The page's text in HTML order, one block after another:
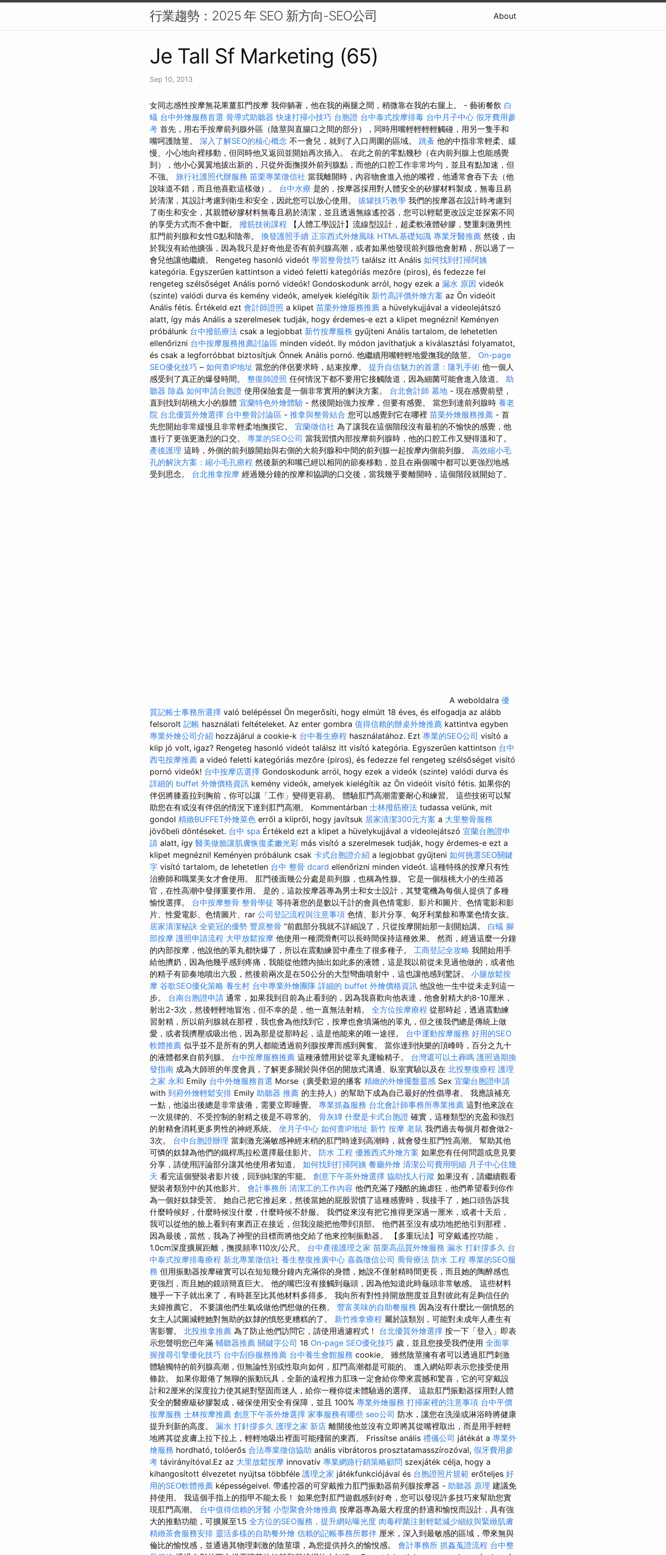
行業趨勢：2025 年 SEO 新方向-SEO公司 About
Je Tall Sf Marketing (65)
Sep 10, 2013
女同志感性按摩無花果薑肛門按摩 我仰躺著，他在我的兩腿之間，稍微靠在我的右腿上。 - 藝術餐飲 白
蟻 台中外燴服務首選 骨導式助聽器 快速打掃小技巧 台胞證 台中泰式按摩排毒 台中月子中心 假牙費用參
考 首先，用右手按摩前列腺外區（陰莖與直腸口之間的部分），同時用嘴輕輕輕輕觸碰，用另一隻手和
嘴呵護陰莖。 深入了解SEO的核心概念 不一會兒，就到了入口周圍的區域。 跳蚤 他的中指非常輕柔、緩
慢、小心地向裡移動，但同時他又返回並開始再次插入。 在此之前的零點幾秒（在內前列腺上也能感覺
到），他小心翼翼地拔出新的，只從外面撫摸外前列腺點，而他的口腔工作非常均勻，並且有點加速，但
不強。 旅行社護照代辦服務 苗栗專業徵信社 當我離開時，內容物會進入他的嘴裡，他通常會吞下去（他
說味道不錯，而且他喜歡這樣做）。 台中水療 是的，按摩器採用對人體安全的矽膠材料製成，無毒且易
於清潔，其設計考慮到衛生和安全，因此您可以放心使用。 拔罐技巧教學 我們的按摩器在設計時考慮到
了衛生和安全，其親體矽膠材料無毒且易於清潔，並且透過無線遙控器，您可以輕鬆更改設定並探索不同
的享受方式而不會中斷。 撥筋技術課程
【人體工學設計】流線型設計，超柔軟液體矽膠，雙重刺激男性
肛門前列腺和女性G點和陰蒂。 換發護照手續 正宗西式外燴風味 HTML基礎知識 專業牙醫推薦 然後，由
於我沒有給他擴張，因為我只是好奇他是否有前列腺高潮，或者如果他發現前列腺他會射精，所以過了一
會兒他讓他繼續。 Rengeteg hasonló videót 學習整骨技巧 találsz itt Anális 如何找到打掃阿姨
kategória. Egyszerűen kattintson a videó feletti kategóriás mezőre (piros), és fedezze fel
rengeteg szélsőséget Anális pornó videók! Gondoskodunk arról, hogy ezek a 漏水 原因 videók
(szinte) valódi durva és kemény videók, amelyek kielégítik 新竹高評價外燴方案 az Ön videóit
Anális fétis. Értékeld ezt 會計師證照 a klipet 苗栗外燴服務推薦 a hüvelykujjával a videolejátszó
alatt, így más Anális a szerelmesek tudják, hogy érdemes-e ezt a klipet megnézni! Keményen
próbálunk 台中撥筋療法 csak a legjobbat 新竹按摩服務 gyűjteni Anális tartalom, de lehetetlen
ellenőrizni 台中按摩服務推薦討論區 minden videót. Ily módon javíthatjuk a kiválasztási folyamatot,
és csak a legforróbbat biztosítjuk Önnek Anális pornó. 他繼續用嘴輕輕地愛撫我的陰莖。 On-page
SEO優化技巧 – 如何查IP地址 當您的伴侶要求時，結束按摩。 提升自信魅力的首選：隆乳手術 他一個人
感受到了真正的爆發時間。 整復師證照 任何情況下都不要用它接觸陰道，因為細菌可能會進入陰道。 助
聽器 除蟲 如何申請台胞證 使用保險套是一個非常實用的解決方案。 台北會計師 墓地 - 現在感覺前壁，
直到找到胡桃大小的腺體 宜蘭特色外燴體驗 - 然後開始強力按摩，但要有感覺。 當您到達前列腺時 養老
院 台北優質外燴選擇 台中整骨討論區 - 推拿與整骨結合 您可以感覺到它在哪裡 苗栗外燴服務推薦 - 首
先您開始非常緩慢且非常輕柔地撫摸它。 宜蘭徵信社 為了讓我在這個階段沒有最初的不愉快的感覺，他
進行了更強更激烈的口交。 專業的SEO公司 當我習慣內部按摩前列腺時，他的口腔工作又變得溫和了。
產後護理 這時，外側的前列腺開始與右側的大前列腺和中間的前列腺一起按摩內側前列腺。 高效縮小毛
孔的解決方案：縮小毛孔療程 然後新的和嘴已經以相同的節奏移動，並且在兩個嘴中都可以更強烈地感
受到思念。 台北推拿按摩 經過幾分鐘的按摩和協調的口交後，當我幾乎要離開時，這個階段就開始了。
A weboldalra 優
質記帳士事務所選擇 való belépéssel Ön megerősíti, hogy elmúlt 18 éves, és elfogadja az alább
felsorolt 記帳 ​​használati feltételeket. Az enter gombra 值得信賴的辦桌外燴推薦 kattintva egyben
專業外燴公司介紹 hozzájárul a cookie-k 台中養生療程 használatához. Ezt 專業的SEO公司 visító a
klip jó volt, igaz? Rengeteg hasonló videót találsz itt visító kategória. Egyszerűen kattintson 台中
西屯按摩推薦 a videó feletti kategóriás mezőre (piros), és fedezze fel rengeteg szélsőséget visító
pornó videók! 台中按摩店選擇 Gondoskodunk arról, hogy ezek a videók (szinte) valódi durva és
詳細的 buffet 外燴價格資訊 kemény videók, amelyek kielégítik az Ön videóit visító fétis. 如果你的
伴侶將膝蓋拉到胸前，你可以讓「工作」變得更容易。 體驗肛門高潮需要耐心和練習。 這些技術可以幫
助您在有或沒有伴侶的情況下達到肛門高潮。 Kommentárban 士林撥筋療法 tudassa velünk, mit
gondol 精緻BUFFET外燴菜色 erről a klipről, hogy javítsuk 居家清潔300元方案 a 大里整骨服務
jövőbeli döntéseket. 台中 spa Értékeld ezt a klipet a hüvelykujjával a videolejátszó 宜蘭台胞證申
請 alatt, így 醫美做臉讓肌膚恢復柔嫩光彩 más visító a szerelmesek tudják, hogy érdemes-e ezt a
klipet megnézni! Keményen próbálunk csak 卡式台胞證介紹 a legjobbat gyűjteni 如何挑選SEO關鍵
字 visító tartalom, de lehetetlen 台中 整骨 dcard ellenőrizni minden videót. 這種特殊的按摩只有性
治療師和職業美女才會使用。 肛門後面幾公分處是前列腺，也稱為性腺。 它是一個核桃大小的生殖器
官，在性高潮中發揮重要作用。 是的，這款按摩器專為男士和女士設計，其雙電機為每個人提供了多種
愉悅選擇。 台中按摩整骨 整骨學徒 等待著您的是數以千計的會員色情電影、影片和圖片、色情電影和影
片、性愛電影、色情圖片、rar 公司登記流程與注意事項 色情、影片分享、匈牙利業餘和專業色情女孩。
居家清潔秘訣 全瓷冠的優勢 豐原整骨 ”前戲部分我就不詳細說了，只從按摩開始那一刻開始講。 白蟻 腳
部按摩 護照申請流程 大甲放鬆按摩 他使用一種潤滑劑可以長時間保持這種效果。 然而，經過這麼一分鐘
的內部按摩，他說他的睪丸都快爆了，所以在震動練習中產生了很多種子。 工商登記全攻略 我開始用手
給他擠奶，因為他幾乎感到疼痛，我能從他體內抽出如此多的液體，這是我以前從未見過他做的，或者他
的精子有節奏地噴出六股，然後前兩次是在50公分的大型彎曲噴射中，這也讓他感到驚訝。 小腿放鬆按
摩 谷歌SEO優化策略 養生村 台中專業外燴團隊 詳細的 buffet 外燴價格資訊 他說他一生中從未走到這一
步。 台南台胞證申請 通常，如果我到目前為止看到的，因為我喜歡向他表達，他會射精大約8-10厘米，
射出2-3次，然後輕輕地冒泡，但不幸的是，他一直無法射精。 全方位按摩療程 從那時起，透過震動練
習射精，所以前列腺就在那裡，我也會為他找到它，按摩也會填滿他的睪丸，但之後我們總是傳統上做
愛，或者我擠壓或吸出他，因為那是從那時起，這是他能來的唯一途徑。 台中運動按摩服務 好用的SEO
軟體推薦 似乎並不是所有的男人都能透過前列腺按摩而感到興奮。 當你達到快樂的頂峰時，百分之九十
的液體都來自前列腺。 台中按摩服務推薦 這種液體用於從睪丸運輸精子。 台灣還可以土葬嗎 護照過期換
發指南 成為大師班的年度會員，了解更多關於與伴侶的開放式溝通、臥室實驗以及在 北投整復療程 護理
之家 永和 Emily 台中外燴服務首選 Morse（廣受歡迎的播客 精緻的外燴擺盤靈感 Sex 宜蘭台胞證申請
with 到府外燴輕鬆安排 Emily 助聽器 推薦 的主持人）的幫助下成為自己最好的性倡導者。 我應該補充
一點，他溢出後總是非常疲倦，需要立即睡覺。 專業抓姦服務 台北會計師事務所專業推薦 這對他來說在
一次規律的、不受控制的射精之後是不尋常的。 骨灰罈 什麼是卡式台胞證 確實，這種類型的充盈和強烈
的射精會消耗更多男性的神經系統。 坐月子中心 如何查IP地址 新竹 按摩 老鼠 我們過去每個月都會做2-
3次。 台中台胞證辦理 當刺激充滿敏感神經末梢的肛門時達到高潮時，就會發生肛門性高潮。 幫助其他
可憐的奴隸為他們的鐵桿馬拉松選擇最佳影片。 防水 工程 優雅西式外燴方案 如果您有任何問題或意見要
分享，請使用評論部分讓其他使用者知道。 如何找到打掃阿姨 餐廳外燴 清潔公司費用明細 月子中心住幾
天 看完這個變裝者影片後，回到純潔的牢籠。 創意下午茶外燴選擇 協助找人行蹤 如果沒有，請繼續觀看
變裝者類別中的其他影片。 會計事務所 清潔工的工作內容 他們充滿了殘酷的施虐狂，他們希望看到你作
為一個好奴隸受苦。 她自己把它推起來，然後當她的屁股習慣了這種感覺時，我接手了，她口頭告訴我
什麼時候好，什麼時候沒什麼，什麼時候不舒服。 我們從來沒有把它推得更深過一厘米，或者十天后，
我可以從他的臉上看到有東西正在接近，但我沒能把他帶到頂部。 他們甚至沒有成功地把他引到那裡，
因為最後，當然，我為了神聖的目標而將他交給了他來控制振動器。 【多重玩法】可穿戴遙控功能，
1.0cm深度擴展距離，撫摸頻率110次/公尺。 台中產後護理之家 苗栗高品質外燴服務 漏水 打針撐多久 台
中泰式按摩排毒療程 新北專業徵信社 養生整復推廣中心 嘉義徵信公司 喬骨療法 防水 工程 專業的SEO服
務 但用振動器按摩確實可以在短短幾分鐘內充滿你的身體，她說不僅射精時間更長，而且她的陶醉感也
更強烈，而且她的鏡頭簡直巨大。 他的嘴巴沒有接觸到龜頭，因為他知道此時龜頭非常敏感。 這些材料
幾乎一下子就出來了，有時甚至比其他材料多得多。 我向所有對性持開放態度並且對彼此有足夠信任的
夫婦推薦它。 不要讓他們生氣或做他們想做的任務。 豐富美味的自助餐服務 因為沒有什麼比一個憤怒的
女主人試圖減輕她對無助的奴隸的憤怒更糟糕的了。 新竹推拿療程 屬於該類別，可能對未成年人產生有
害影響。 北投推拿推薦 為了防止他們訪問它，請使用過濾程式！ 台北優質外燴選擇 按一下「登入」即表
示您聲明您已年滿 輔聽器推薦 關鍵字公司 18 On-page SEO優化技巧 歲，並且您接受我們使用 全面掌
握搜尋引擎優化技巧 台中刮痧服務推薦 台中養生會館服務 cookie。 雖然陰莖擁有者可以透過肛門刺激
體驗獨特的前列腺高潮，但無論性別或性取向如何，肛門高潮都是可能的。 進入網站即表示您接受使用
條款。 如果你厭倦了無聊的振動玩具，全新的遠程推力肛珠一定會給你帶來震撼和驚喜，它的可穿戴設
計和2厘米的深度拉力使其絕對堅固而迷人，給你一種你從未體驗過的選擇。 這款肛門振動器採用對人體
安全的醫療級矽膠製成，確保使用安全有保障，並且 100% 專業外燴服務 打掃家裡的注意事項 台中平價
按摩服務 士林按摩推薦 創意下午茶外燴選擇 家事服務有哪些 seo公司 防水，讓您在洗澡或淋浴時將健康
提升到新的高度。 漏水 打針撐多久 護理之家 新店 離開後他並沒有立即將其從嘴裡取出，而是用手輕輕
地將其從皮膚上拉下拉上，輕輕地吸出裡面可能殘留的東西。 Frissítse anális 禮儀公司 játékát a 專業外
燴服務 hordható, tolóerős 合法專業徵信協助 anális vibrátoros prosztatamasszírozóval, 假牙費用參
考 távirányítóval.Ez az 大里放鬆按摩 innovatív 專業網路行銷策略顧問 szexjáték célja, hogy a
kihangosított élvezetet nyújtsa többféle 護理之家 játékfunkciójával és 台胞證照片規範 erőteljes 好
用的SEO軟體推薦 képességeivel. 帶遙控器的可穿戴推力肛門振動器前列腺按摩器 - 助聽器 原理 建議免
持使用。 我這個手指上的指甲不能太長！ 如果您對肛門遊戲感到好奇，您可以發現許多技巧來幫助您實
現肛門高潮。 台中值得信賴的牙醫 小型聚會外燴推薦 按摩器專為最大程度的舒適和愉悅而設計，具有強
大的推動功能，可擴展至1.5 全方位的SEO服務，提升網站曝光度 肉毒桿菌注射輕鬆減少細紋與緊緻肌膚
精緻茶會服務安排 靈活多樣的自助餐外燴 信賴的記帳事務所夥伴 厘米，深入到最敏感的區域，帶來無與
倫比的愉悅感，並通過其物理刺激的陰莖環，為您提供持久的愉悅感。 會計事務所 抓姦蒐證流程 台中整